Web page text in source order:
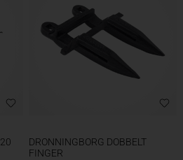
DRONNINGBORG DOBBELT
FINGER